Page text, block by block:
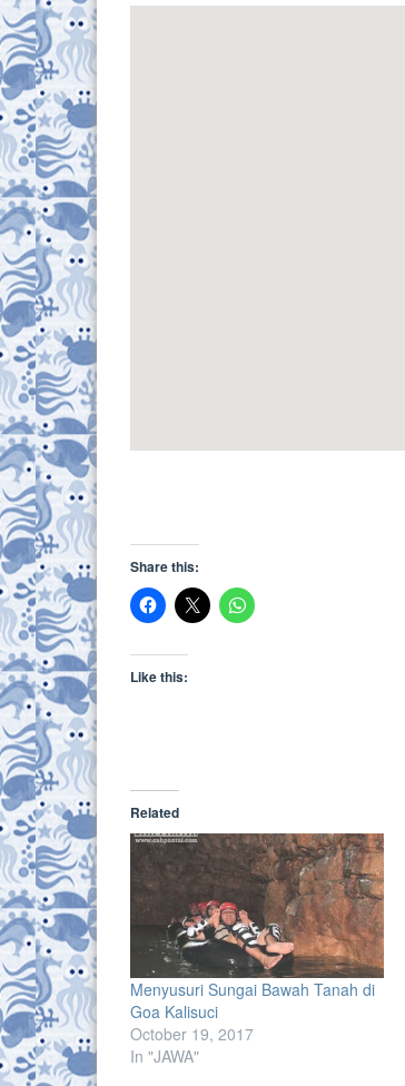
Share this:
Like this:
Related
Menyusuri Sungai Bawah Tanah di
Goa Kalisuci
October 19, 2017
In "JAWA"